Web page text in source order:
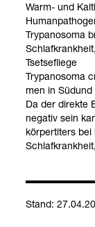
Warm-​ und
Try­pa­no­soma
Tse­tse­fliege
Try­pa­no­soma
men in
Da der direkte
nega­tiv sein
kör­per­ti­ters bei
Stand: